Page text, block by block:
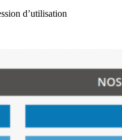
d’utilisation